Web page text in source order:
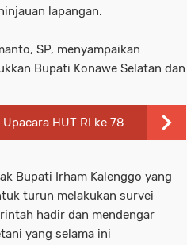
lapangan.
SP, menyampaikan
Bupati Konawe Selatan dan
HUT RI ke 78
Bupati Irham Kalenggo yang
turun melakukan survei
hadir dan mendengar
yang selama ini